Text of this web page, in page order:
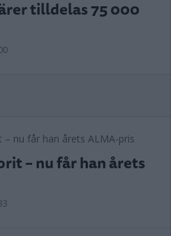
tilldelas 75 000
– nu får han årets